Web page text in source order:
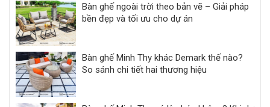
Bàn ghế ngoài trời theo bản vẽ – Giải pháp
bền đẹp và tối ưu cho dự án
Bàn ghế Minh Thy khác Demark thế nào?
So sánh chi tiết hai thương hiệu